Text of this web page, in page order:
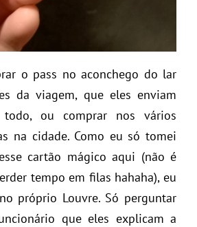
o pass no aconchego do lar
da viagem, que eles enviam
ou comprar nos vários
na cidade. Como eu só tomei
cartão mágico aqui (não é
tempo em filas hahaha), eu
próprio Louvre. Só perguntar
que eles explicam a